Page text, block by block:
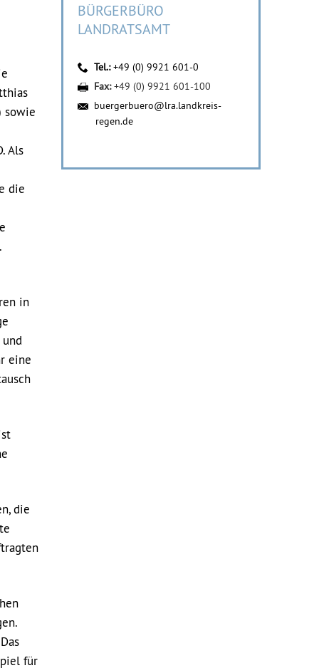
sowie
Als
die
in
eine
die
für
BÜRGERBÜRO
LANDRATSAMT
Tel.:+49 (0) 9921 601-0
Fax:+49 (0) 9921 601-100
buergerbuero@lra.landkreis-
regen.de